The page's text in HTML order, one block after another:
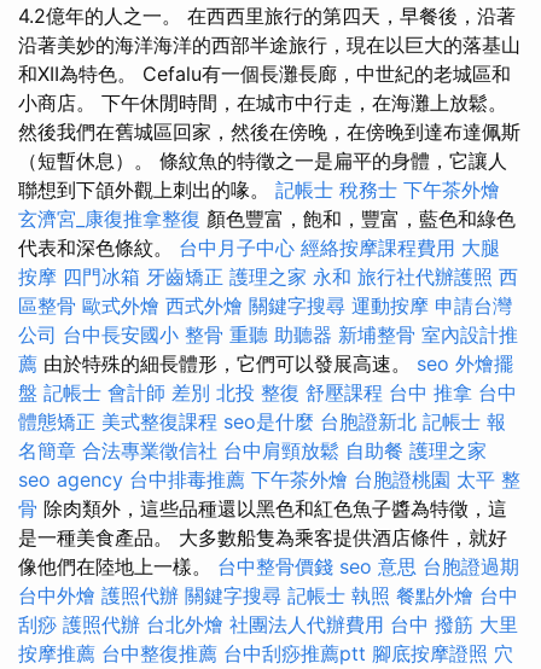
4.2億年的人之一。 在西西里旅行的第四天，早餐後，沿著
沿著美妙的海洋海洋的西部半途旅行，現在以巨大的落基山
和XII為特色。 Cefalu有一個長灘長廊，中世紀的老城區和
小商店。 下午休閒時間，在城市中行走，在海灘上放鬆。
然後我們在舊城區回家，然後在傍晚，在傍晚到達布達佩斯
（短暫休息）。 條紋魚的特徵之一是扁平的身體，它讓人
聯想到下頜外觀上刺出的喙。 記帳士 稅務士 下午茶外燴
玄濟宮_康復推拿整復 顏色豐富，飽和，豐富，藍色和綠色
代表和深色條紋。 台中月子中心 經絡按摩課程費用 大腿
按摩 四門冰箱 牙齒矯正 護理之家 永和 旅行社代辦護照 西
區整骨 歐式外燴 西式外燴 關鍵字搜尋 運動按摩 申請台灣
公司 台中長安國小 整骨 重聽 助聽器 新埔整骨 室內設計推
薦 由於特殊的細長體形，它們可以發展高速。 seo 外燴擺
盤 記帳士 會計師 差別 北投 整復 舒壓課程 台中 推拿 台中
體態矯正 美式整復課程 seo是什麼 台胞證新北 記帳士 報
名簡章 合法專業徵信社 台中肩頸放鬆 自助餐 護理之家
seo agency 台中排毒推薦 下午茶外燴 台胞證桃園 太平 整
骨 除肉類外，這些品種還以黑色和紅色魚子醬為特徵，這
是一種美食產品。 大多數船隻為乘客提供酒店條件，就好
像他們在陸地上一樣。 台中整骨價錢 seo 意思 台胞證過期
台中外燴 護照代辦 關鍵字搜尋 記帳士 執照 餐點外燴 台中
刮痧 護照代辦 台北外燴 社團法人代辦費用 台中 撥筋 大里
按摩推薦 台中整復推薦 台中刮痧推薦ptt 腳底按摩證照 穴